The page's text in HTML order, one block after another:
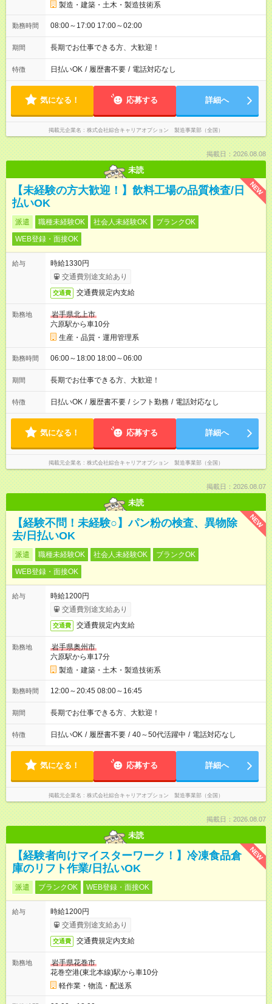
製造・建築・土木・製造技術系
勤務時間 08:00～17:00 17:00～02:00
期間 長期でお仕事できる方、大歓迎！
特徴 日払いOK / 履歴書不要 / 電話対応なし
気になる！ 応募する 詳細へ
掲載元企業名 株式会社綜合キャリアオプション 製造事業部（全国）
掲載日：2026.08.08
未読
NEW
【未経験の方大歓迎！】飲料工場の品質検査/日
払いOK
派遣 職種未経験OK 社会人未経験OK
ブランクOK
WEB登録・面接OK
給与
時給1330円
交通費別途支給あり
交通費 交通費規定内支給
勤務地
岩手県北上市
六原駅から車10分
生産・品質・運用管理系
勤務時間 06:00～18:00 18:00～06:00
期間 長期でお仕事できる方、大歓迎！
特徴 日払いOK / 履歴書不要 / シフト勤務 / 電話対応なし
気になる！ 応募する 詳細へ
掲載元企業名 株式会社綜合キャリアオプション 製造事業部（全国）
掲載日：2026.08.07
未読
NEW
【経験不問！未経験○】パン粉の検査、異物除
去/日払いOK
派遣 職種未経験OK 社会人未経験OK
ブランクOK
WEB登録・面接OK
給与
時給1200円
交通費別途支給あり
交通費 交通費規定内支給
勤務地
岩手県奥州市
六原駅から車17分
製造・建築・土木・製造技術系
勤務時間 12:00～20:45 08:00～16:45
期間 長期でお仕事できる方、大歓迎！
特徴 日払いOK / 履歴書不要 / 40～50代活躍中 / 電話対応なし
気になる！ 応募する 詳細へ
掲載元企業名 株式会社綜合キャリアオプション 製造事業部（全国）
掲載日：2026.08.07
未読
NEW
【経験者向けマイスターワーク！】冷凍食品倉
庫のリフト作業/日払いOK
派遣 ブランクOK WEB登録・面接OK
給与
時給1200円
交通費別途支給あり
交通費 交通費規定内支給
勤務地
岩手県花巻市
花巻空港(東北本線)駅から車10分
軽作業・物流・配送系